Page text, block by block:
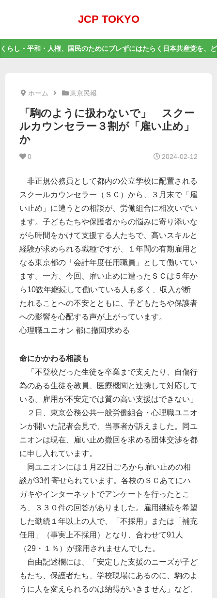
JCP TOKYO
くらし・平和・人権、国民のためにブレずにはたらく日本共産党を、
ホーム 東京民報
「駒のように扱わないで」 スクー
ルカウンセラー３割が「雇い止め」
か
0 2024-02-12
非正規公務員として都内の公立学校に配置される
スクールカウンセラー（ＳＣ）から、３月末で「雇
い止め」に遭うとの相談が、労働組合に相次いでい
ます。子どもたちや保護者からの悩みに寄り添いな
がら時間をかけて支援する人たちで、高いスキルと
経験が求められる職種ですが、１年間の有期雇用と
なる東京都の「会計年度任用職員」として働いてい
ます。一方、今回、雇い止めに遭ったＳＣは５年か
ら10数年継続して働いている人も多く、収入が断
たれることへの不安とともに、子どもたちや保護者
への影響を心配する声が上がっています。
心理職ユニオン 都に撤回求める
命にかかわる相談も
「不登校だった生徒を卒業まで支えたり、自傷行
為のある生徒を教員、医療機関と連携して対応して
いる。雇用が不安定では質の高い支援はできない」
２日、東京公務公共一般労働組合・心理職ユニオ
ンが開いた記者会見で、当事者が訴えました。同ユ
ニオンは現在、雇い止め撤回を求める団体交渉を都
に申し入れています。
同ユニオンには１月22日ごろから雇い止めの相
談が33件寄せられています。各校のＳＣあてにハ
ガキやインターネットでアンケートを行ったとこ
ろ、３３０件の回答がありました。雇用継続を希望
した勤続１年以上の人で、「不採用」または「補充
任用」（事実上不採用）となり、合わせて91人
（29・１％）が採用されませんでした。
自由記述欄には、「安定した支援のニーズが子ど
もたち、保護者たち、学校現場にあるのに、駒のよ
うに人を変えられるのは納得がいきません」など、